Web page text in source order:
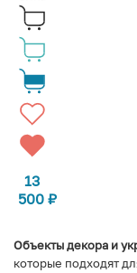
13
500 ₽
Объекты декора и
которые подходят